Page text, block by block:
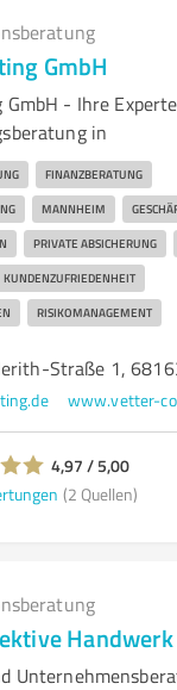
GmbH
- Ihre
in
FINANZBERATUNG
MANNHEIM
PRIVATE ABSICHERUNG
KUNDENZUFRIEDENHEIT
RISIKOMANAGEMENT
Straße 1,
www.vetter-
4,97 / 5,00
(2 Quellen)
Handwerk